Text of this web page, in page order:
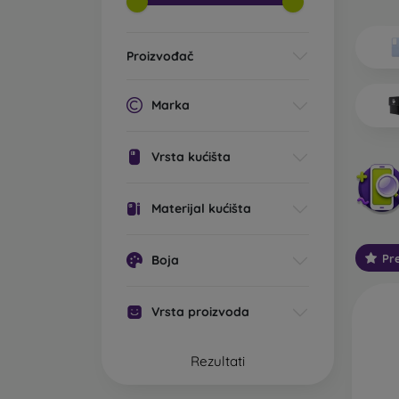
Proizvođač
Marka
Vrsta kućišta
Materijal kućišta
Boja
Vrsta proizvoda
Rezultati
Koje